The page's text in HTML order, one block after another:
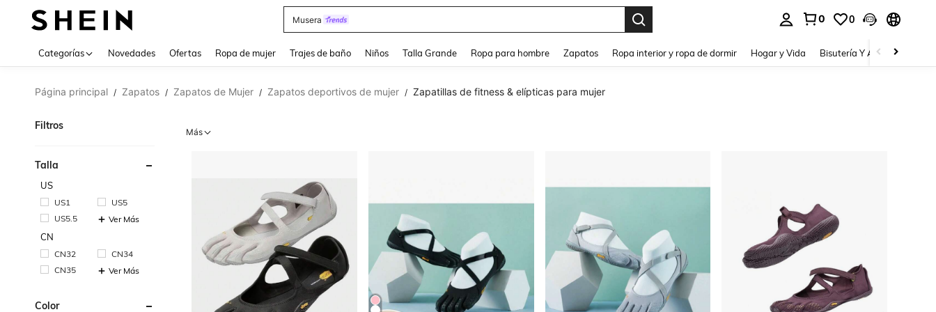
Vestidos Elegantes Para Fiesta De Gala 0 0
Categorías Novedades Ofertas Ropa de mujer Trajes de baño Niños Talla Grande Ropa para hombre Zapatos Ropa interior y ropa de dormir Hogar y Vida Bisutería Y Accesorios
Página principal / Zapatos / Zapatos de Mujer / Zapatos deportivos de mujer / Zapatillas de fitness & elípticas para mujer
Filtros
Talla
US
US1
US5
US5.5
Ver Más
CN
CN32
CN34
CN35
Ver Más
Color
Más